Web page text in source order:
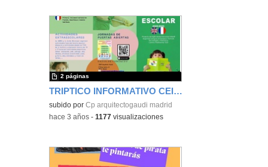
TRIPTICO INFORMATIVO CEIP ARQUITECTO GAUDÍ
subido porCp arquitectogaudi madrid
2 páginas
-hace 3 años -1177 visualizaciones